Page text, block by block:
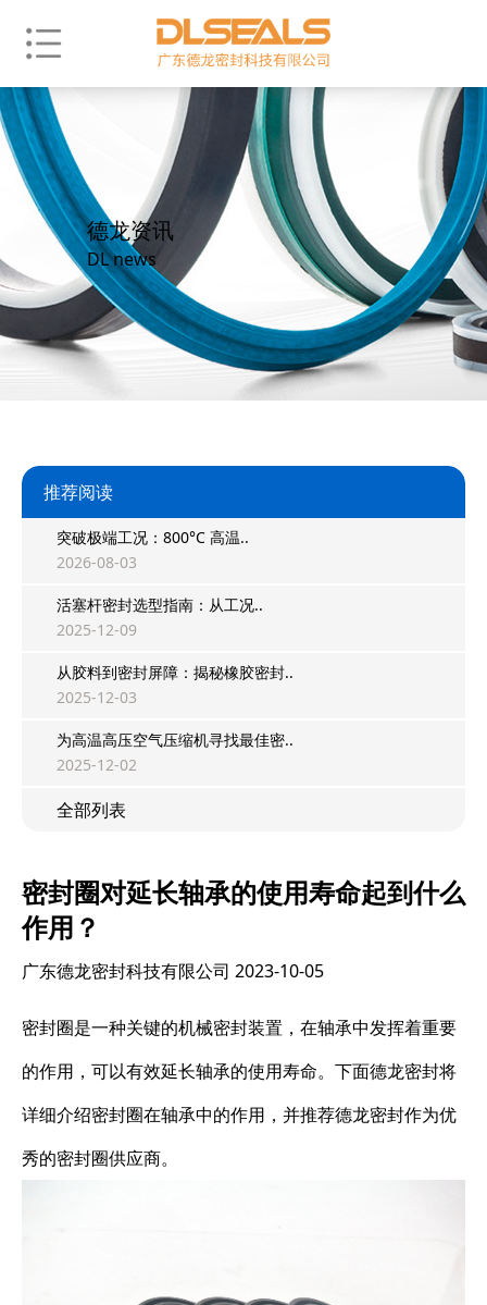
德龙资讯
DL news
推荐阅读
突破极端工况：800°C 高温..
2026-08-03
活塞杆密封选型指南：从工况..
2025-12-09
从胶料到密封屏障：揭秘橡胶密封..
2025-12-03
为高温高压空气压缩机寻找最佳密..
2025-12-02
全部列表
密封圈对延长轴承的使用寿命起到什么
作用？
广东德龙密封科技有限公司 2023-10-05
密封圈是一种关键的机械密封装置，在轴承中发挥着重要
的作用，可以有效延长轴承的使用寿命。下面德龙密封将
详细介绍密封圈在轴承中的作用，并推荐德龙密封作为优
秀的密封圈供应商。